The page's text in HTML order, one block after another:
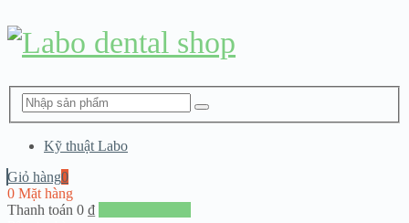
Kỹ thuật Labo
Giỏ hàng0
0 Mặt hàng
Thanh toán 0 ₫